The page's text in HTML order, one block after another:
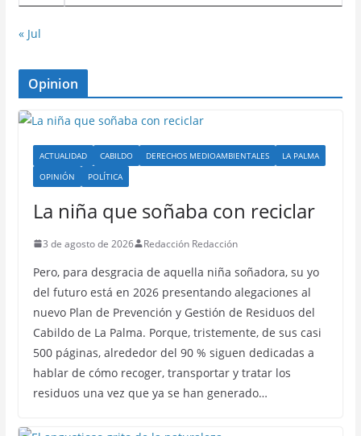
« Jul
Opinion
ACTUALIDAD CABILDO DERECHOS MEDIOAMBIENTALES
LA PALMA
OPINIÓN
POLÍTICA
La niña que soñaba con reciclar
3 de agosto de 2026 Redacción Redacción
Pero, para desgracia de aquella niña soñadora, su yo
del futuro está en 2026 presentando alegaciones al
nuevo Plan de Prevención y Gestión de Residuos del
Cabildo de La Palma. Porque, tristemente, de sus casi
500 páginas, alrededor del 90 % siguen dedicadas a
hablar de cómo recoger, transportar y tratar los
residuos una vez que ya se han generado…